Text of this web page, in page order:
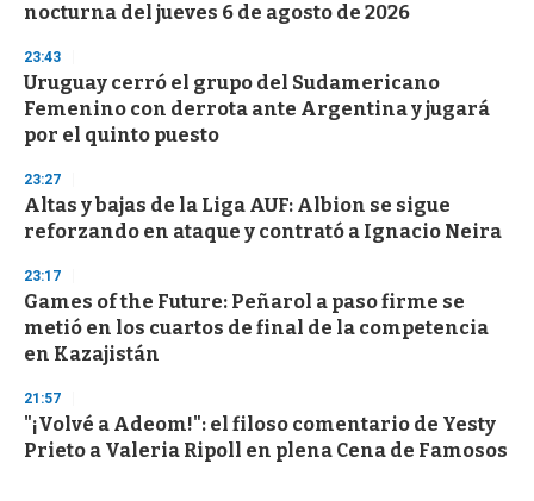
nocturna del jueves 6 de agosto de 2026
23:43
Uruguay cerró el grupo del Sudamericano
Femenino con derrota ante Argentina y jugará
por el quinto puesto
23:27
Altas y bajas de la Liga AUF: Albion se sigue
reforzando en ataque y contrató a Ignacio Neira
23:17
Games of the Future: Peñarol a paso firme se
metió en los cuartos de final de la competencia
en Kazajistán
21:57
"¡Volvé a Adeom!": el filoso comentario de Yesty
Prieto a Valeria Ripoll en plena Cena de Famosos